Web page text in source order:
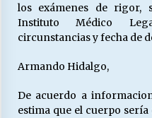
los exámenes de rigor,
Instituto Médico
circunstancias y fecha de
Armando Hidalgo,
De acuerdo a
estima que el cuerpo